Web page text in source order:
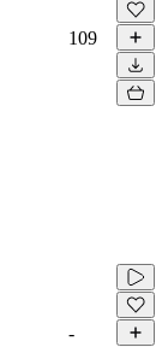
109
-